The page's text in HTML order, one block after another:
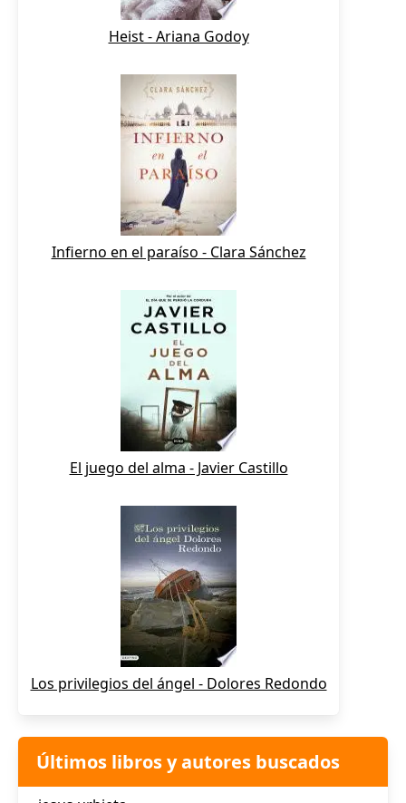
Heist - Ariana Godoy
Infierno en el paraíso - Clara Sánchez
El juego del alma - Javier Castillo
Los privilegios del ángel - Dolores Redondo
Últimos libros y autores buscados